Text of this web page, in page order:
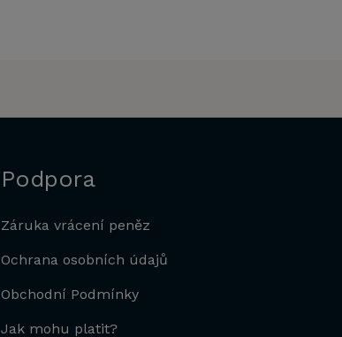
Podpora
Záruka vrácení peněz
Ochrana osobních údajů
Obchodní Podmínky
Jak mohu platit?